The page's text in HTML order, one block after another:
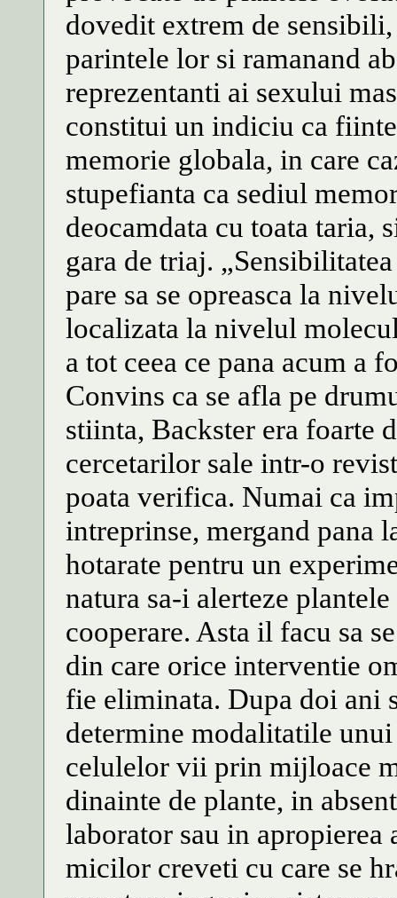
dovedit extrem de
parintele lor si ramanand
reprezentanti ai sexului
constitui un indiciu ca
memorie globala, in care
stupefianta ca sediul
deocamdata cu toata taria,
gara de triaj.
pare sa se opreasca la
localizata la nivelul
a tot ceea ce pana acum a
Convins ca se afla pe
stiinta, Backster era foarte
cercetarilor sale intr-o
poata verifica. Numai ca
intreprinse, mergand pana
hotarate pentru un
natura sa-i alerteze
cooperare. Asta il facu sa
din care orice interventie
fie eliminata. Dupa doi ani
determine modalitatile
celulelor vii prin mijloace
dinainte de plante, in
laborator sau in apropierea
micilor creveti cu care se